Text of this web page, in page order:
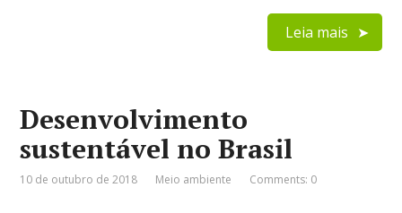
Leia mais
Desenvolvimento
sustentável no Brasil
10 de outubro de 2018 Meio ambiente Comments: 0